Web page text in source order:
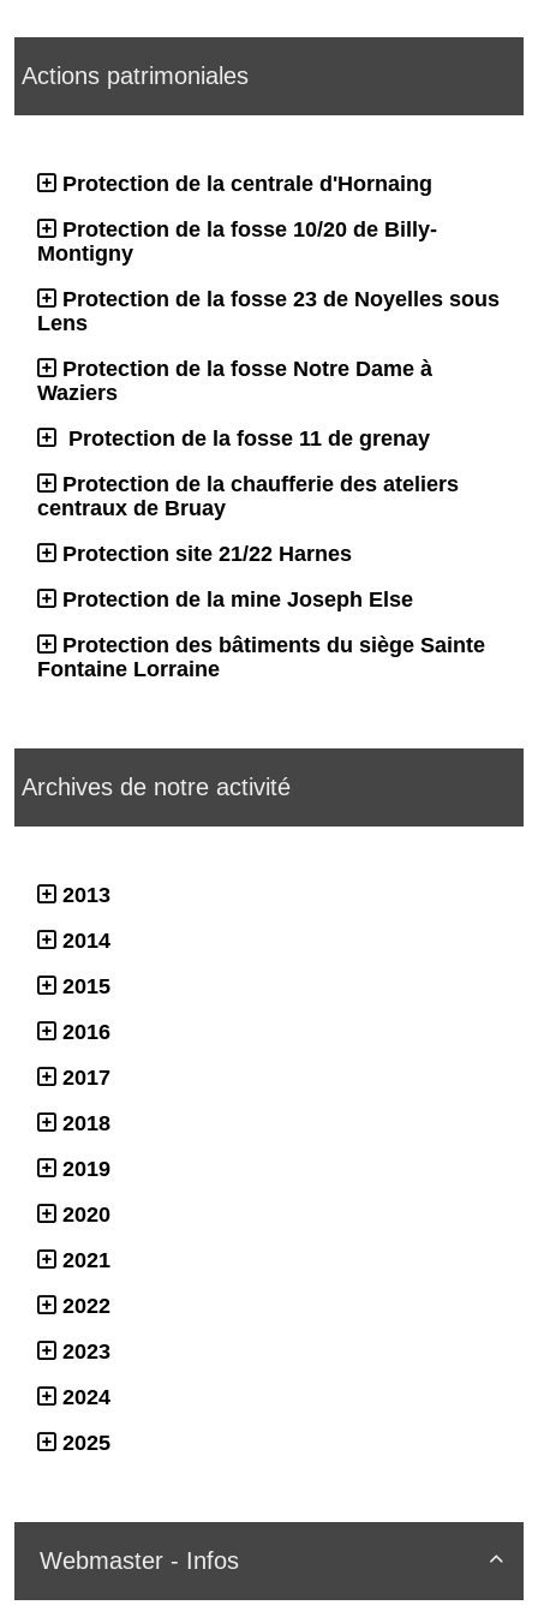
Actions patrimoniales
Protection de la centrale d'Hornaing
Protection de la fosse 10/20 de Billy-
Montigny
Protection de la fosse 23 de Noyelles sous
Lens
Protection de la fosse Notre Dame à
Waziers
Protection de la fosse 11 de grenay
Protection de la chaufferie des ateliers
centraux de Bruay
Protection site 21/22 Harnes
Protection de la mine Joseph Else
Protection des bâtiments du siège Sainte
Fontaine Lorraine
Archives de notre activité
2013
2014
2015
2016
2017
2018
2019
2020
2021
2022
2023
2024
2025

Webmaster - Infos